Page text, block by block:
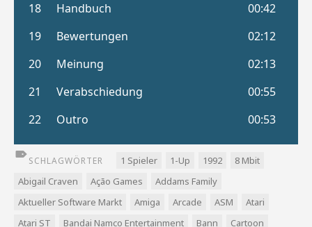
SCHLAGWÖRTER 1 Spieler 1-Up 1992
8 Mbit
Abigail Craven
Ação Games
Addams Family
Aktueller Software Markt
Amiga Arcade ASM
Atari
Atari ST
Bandai Namco Entertainment Bann Cartoon